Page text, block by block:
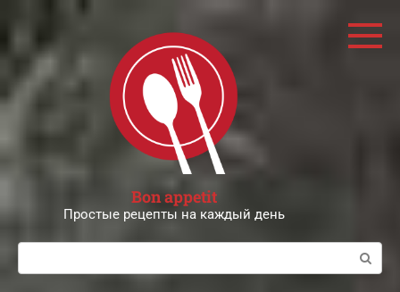
контенту
Bon appetit
Простые рецепты на каждый день
Поиск: